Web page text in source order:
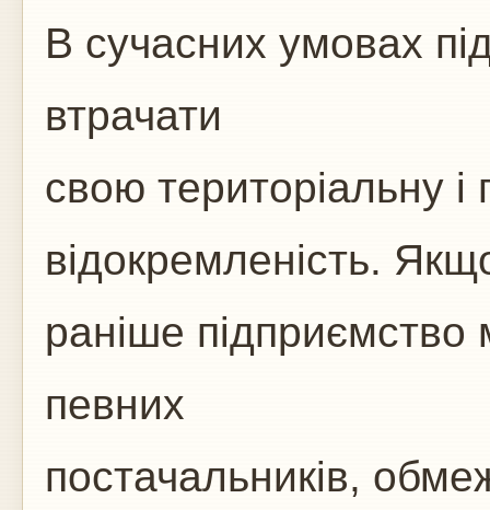
В сучасних умовах
втрачати
свою територіальну і
відокремленість.
раніше підприємство
певних
постачальників,